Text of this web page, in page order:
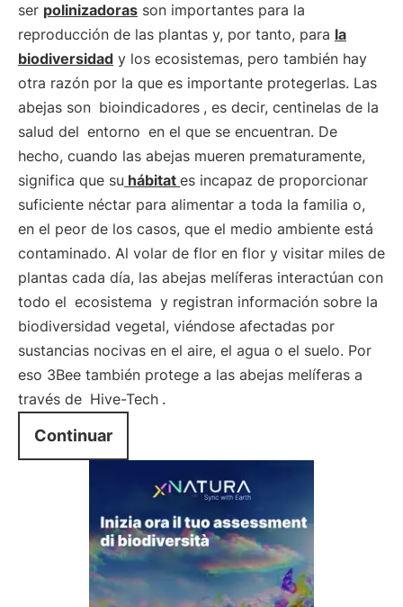
ser polinizadoras son importantes para la
reproducción de las plantas y, por tanto, para la
biodiversidad y los ecosistemas, pero también hay
otra razón por la que es importante protegerlas. Las
abejas son bioindicadores , es decir, centinelas de la
salud del entorno en el que se encuentran. De
hecho, cuando las abejas mueren prematuramente,
significa que su hábitat es incapaz de proporcionar
suficiente néctar para alimentar a toda la familia o,
en el peor de los casos, que el medio ambiente está
contaminado. Al volar de flor en flor y visitar miles de
plantas cada día, las abejas melíferas interactúan con
todo el ecosistema y registran información sobre la
biodiversidad vegetal, viéndose afectadas por
sustancias nocivas en el aire, el agua o el suelo. Por
eso 3Bee también protege a las abejas melíferas a
través de Hive-Tech .
Continuar